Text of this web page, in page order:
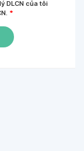
DLCN của tôi
*